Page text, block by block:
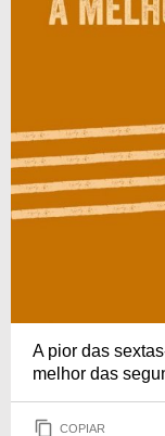
A pior das
melhor das
COPIAR